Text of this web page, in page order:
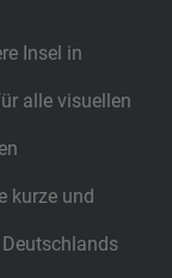
Insel in
alle visuellen
kurze und